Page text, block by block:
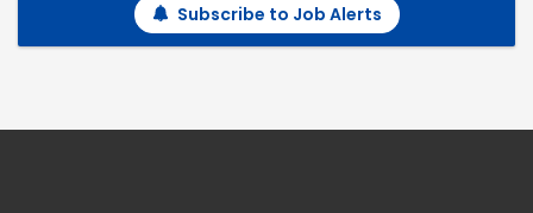
Subscribe to Job Alerts